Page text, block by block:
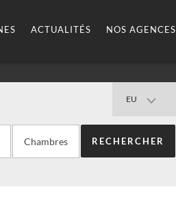
ACTUALITÉS NOS AGENCES
EU
Chambres